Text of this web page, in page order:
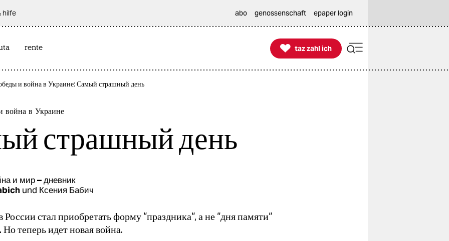
hilfe abo genossenschaft epaper login
rente 
taz zahl ich
taz zahl ich
и война в Украине: Самый страшный день
война в Украине
страшный день
и мир – дневник
und Ксения Бабич
стал приобретать форму “праздника“, а не “дня памяти“
теперь идет новая война.